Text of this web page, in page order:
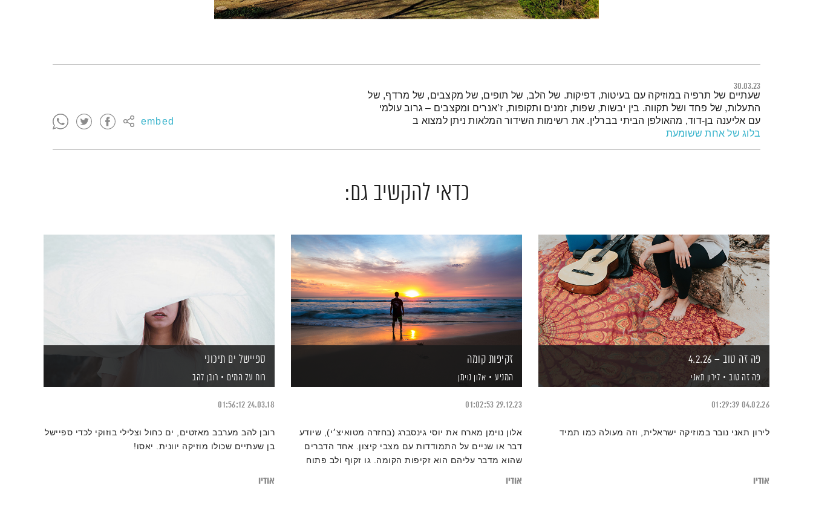
30.03.23
embed
תמצית הפודקאסט
שעתיים של תרפיה במוזיקה עם בעיטות, דפיקות. של הלב, של תופים, של מקצבים, של מרדף, של
התעלות, של פחד ושל תקווה. בין יבשות, שפות, זמנים ותקופות, ז’אנרים ומקצבים – גרוב עולמי
עם אליענה בן-דוד, מהאולפן הביתי בברלין. את רשימות השידור המלאות ניתן למצוא ב
בלוג של אחת ששומעת
כדאי להקשיב גם:
פה זה טוב – 4.2.26
פה זה טוב לירון תאני
04.02.26
01:29:39
לירון תאני נובר במוזיקה ישראלית, וזה מעולה כמו תמיד
אודיו
זקיפות קומה
המניע אלון נוימן
29.12.23
01:02:53
אלון נוימן מארח את יוסי גינסברג (בחזרה מטואיצ׳י), שיודע
דבר או שניים על התמודדות עם מצבי קיצון. אחד הדברים
שהוא מדבר עליהם הוא זקיפות הקומה. גו זקוף ולב פתוח
אודיו
ספיישל ים תיכוני
רוח על המים רובן להב
24.03.18
01:56:12
רובן להב מערבב מאזטים, ים כחול וצלילי בוזוקי לכדי ספיישל
בן שעתיים שכולו מוזיקה יוונית. יאסו!
אודיו